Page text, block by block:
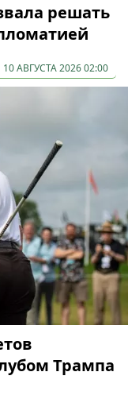
решать
10 АВГУСТА 2026 02:00
Трампа